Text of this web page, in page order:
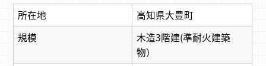
所在地
高知県大豊町
規模
木造3階建(準耐火建築
物）